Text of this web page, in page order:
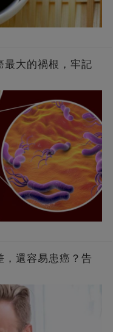
最大的禍根，牢記
，還容易患癌？告